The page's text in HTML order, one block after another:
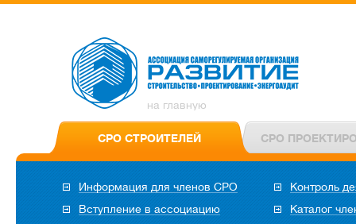
на главную
СРО СТРОИТЕЛЕЙ СРО
Информация для членов СРО
Вступление в ассоциацию
Контроль
Каталог